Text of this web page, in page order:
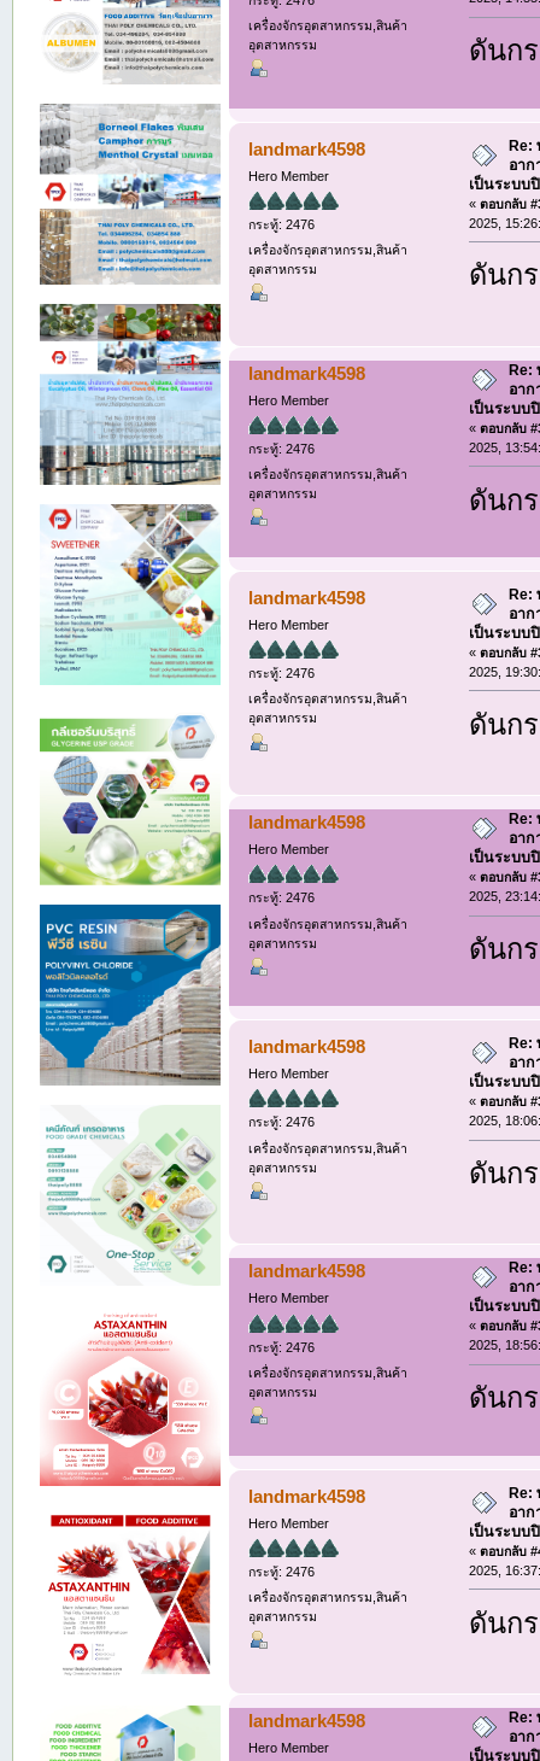
เครื่องจักรอุตสาหกรรม,สินค้า
อุตสาหกรรม
ดันก
landmark4598
Hero Member
กระทู้: 2476
เครื่องจักรอุตสาหกรรม,สินค้า
อุตสาหกรรม
Re:
อา
เป็นระบบ
«ตอบกลับ
2025,
ดันก
landmark4598
Hero Member
กระทู้: 2476
เครื่องจักรอุตสาหกรรม,สินค้า
อุตสาหกรรม
Re:
อา
เป็นระบบ
«ตอบกลับ
2025,
ดันก
landmark4598
Hero Member
กระทู้: 2476
เครื่องจักรอุตสาหกรรม,สินค้า
อุตสาหกรรม
Re:
อา
เป็นระบบ
«ตอบกลับ
2025,
ดันก
landmark4598
Hero Member
กระทู้: 2476
เครื่องจักรอุตสาหกรรม,สินค้า
อุตสาหกรรม
Re:
อา
เป็นระบบ
«ตอบกลับ
2025,
ดันก
landmark4598
Hero Member
กระทู้: 2476
เครื่องจักรอุตสาหกรรม,สินค้า
อุตสาหกรรม
Re:
อา
เป็นระบบ
«ตอบกลับ
2025,
ดันก
landmark4598
Hero Member
กระทู้: 2476
เครื่องจักรอุตสาหกรรม,สินค้า
อุตสาหกรรม
Re:
อา
เป็นระบบ
«ตอบกลับ
2025,
ดันก
landmark4598
Hero Member
กระทู้: 2476
เครื่องจักรอุตสาหกรรม,สินค้า
อุตสาหกรรม
Re:
อา
เป็นระบบ
«ตอบกลับ
2025,
ดันก
landmark4598
Hero Member
Re:
อา
เป็นระบบ